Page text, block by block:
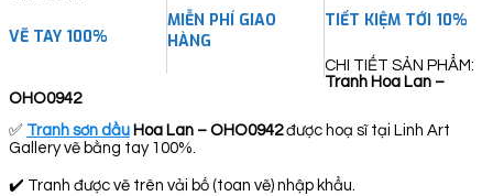
VẼ TAY 100%
MIỄN PHÍ GIAO
HÀNG
TIẾT KIỆM TỚI 10%
CHI TIẾT SẢN PHẨM:
Tranh Hoa Lan –
OHO0942
✅ Tranh sơn dầu Hoa Lan – OHO0942được hoạ sĩ tại Linh Art
Gallery vẽ bằng tay 100%.
✔️ Tranh được vẽ trên vải bố (toan vẽ) nhập khẩu.